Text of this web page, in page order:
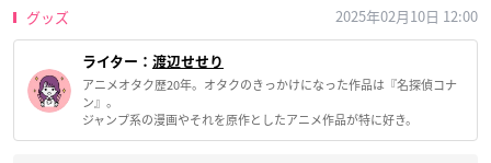
グッズ 2025年02月10日 12:00
ライター： 渡辺せせり
アニメオタク歴20年。オタクのきっかけになった作品は『名探偵コナ
ン』。
ジャンプ系の漫画やそれを原作としたアニメ作品が特に好き。